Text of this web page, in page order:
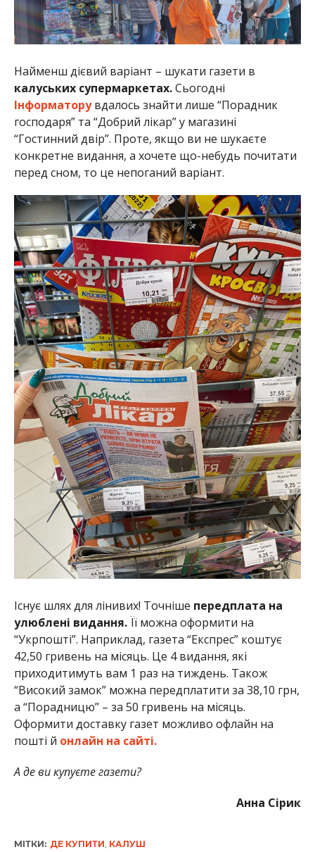
Найменш дієвий варіант – шукати газети в
калуських супермаркетах.Сьогодні
Інформаторувдалось знайти лише “Порадник
господаря” та “Добрий лікар” у магазині
“Гостинний двір”. Проте, якщо ви не шукаєте
конкретне видання, а хочете що-небудь почитати
перед сном, то це непоганий варіант.
Існує шлях для лінивих! Точніше передплата на
улюблені видання.Її можна оформити на
“Укрпошті”. Наприклад, газета “Експрес” коштує
42,50 гривень на місяць. Це 4 видання, які
приходитимуть вам 1 раз на тиждень. Також
“Високий замок” можна передплатити за 38,10 грн,
а “Порадницю” – за 50 гривень на місяць.
Оформити доставку газет можливо офлайн на
пошті й онлайн на сайті.
А де ви купуєте газети?
Анна Сірик
МІТКИ: ДЕ КУПИТИ, КАЛУШ